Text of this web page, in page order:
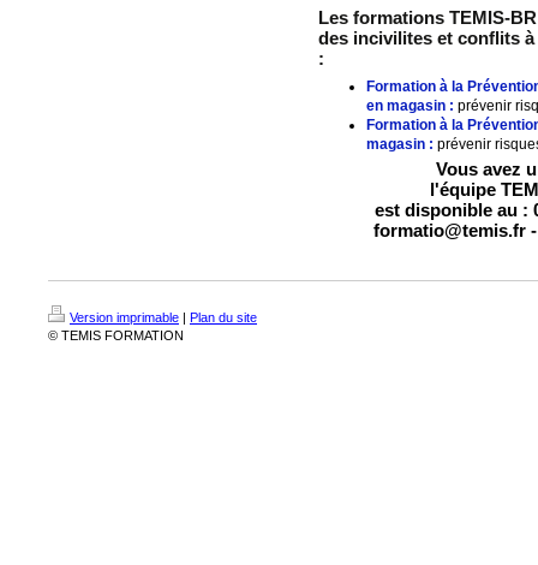
Les formations TEMIS-
des incivilites et conflits
:
Formation à la
en magasin : prévenir
Formation à la
magasin : prévenir
Vous avez
l'équipe
est disponible au :
formatio@temis.fr
Version imprimable
Plan du site
© TEMIS FORMATION